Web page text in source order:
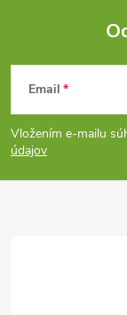
Z
á
p
Email
Vložením e-mailu
údajov